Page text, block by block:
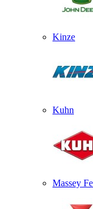
Kinze
Kuhn
Massey